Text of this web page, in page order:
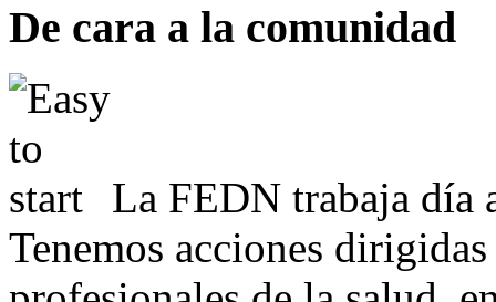
De cara a la comunidad
La FEDN trabaja día
Tenemos acciones